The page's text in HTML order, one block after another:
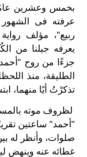
بخمس وعشرين
عرفته فى
ربيع"، مؤلف
يعرفه جيلنا من
جزءًا من روح
الطليقة، منذ
تذكرْتُ أيًا منهما،
لظروف موته
"أحمد" ساعتين
صلوات، وأنظر له
غطائه عنه وينهض